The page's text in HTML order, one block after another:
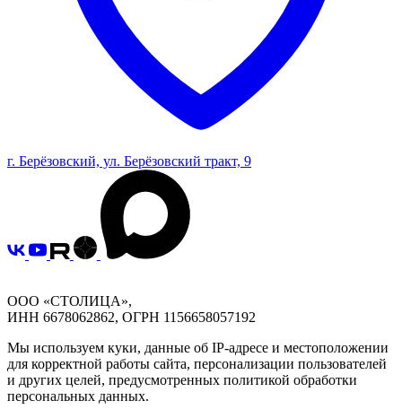
г. Берёзовский, ул. Берёзовский тракт, 9
ООО «СТОЛИЦА»,
ИНН 6678062862, ОГРН 1156658057192
Мы используем куки, данные об IP-адресе и местоположении
для корректной работы сайта, персонализации пользователей
и других целей, предусмотренных политикой обработки
персональных данных.